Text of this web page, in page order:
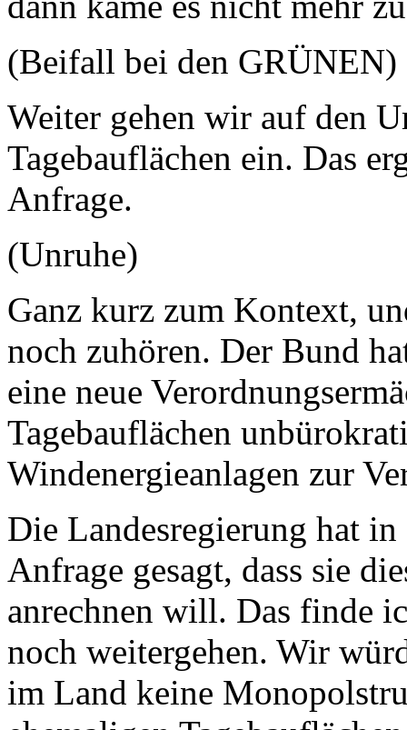
(Beifall bei den GRÜNEN)
Weiter gehen wir auf den
Tagebauflächen ein. Das
Anfrage.
(Unruhe)
Ganz kurz zum Kontext,
noch zuhören. Der Bund
eine neue
Tagebauflächen
Windenergieanlagen zur
Die Landesregierung hat
Anfrage gesagt, dass sie
anrechnen will. Das finde
noch weitergehen. Wir
im Land keine